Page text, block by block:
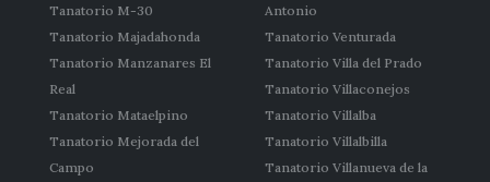
Tanatorio M-30
Tanatorio Majadahonda
Tanatorio Manzanares El
Real
Tanatorio Mataelpino
Tanatorio Mejorada del
Campo
Antonio
Tanatorio Venturada
Tanatorio Villa del Prado
Tanatorio Villaconejos
Tanatorio Villalba
Tanatorio Villalbilla
Tanatorio Villanueva de la